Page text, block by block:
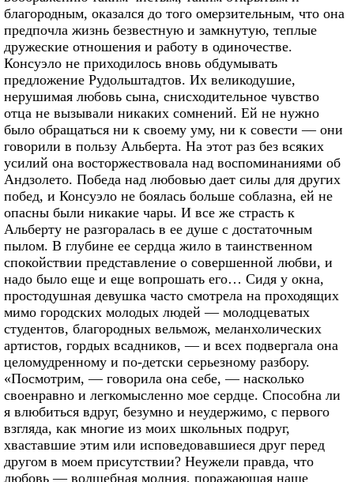
благородным, оказался до того омерзительным, что она
предпочла жизнь безвестную и замкнутую, теплые
дружеские отношения и работу в одиночестве.
Консуэло не приходилось вновь обдумывать
предложение Рудольштадтов. Их великодушие,
нерушимая любовь сына, снисходительное чувство
отца не вызывали никаких сомнений. Ей не нужно
было обращаться ни к своему уму, ни к совести — они
говорили в пользу Альберта. На этот раз без всяких
усилий она восторжествовала над воспоминаниями об
Андзолето. Победа над любовью дает силы для других
побед, и Консуэло не боялась больше соблазна, ей не
опасны были никакие чары. И все же страсть к
Альберту не разгоралась в ее душе с достаточным
пылом. В глубине ее сердца жило в таинственном
спокойствии представление о совершенной любви, и
надо было еще и еще вопрошать его… Сидя у окна,
простодушная девушка часто смотрела на проходящих
мимо городских молодых людей — молодцеватых
студентов, благородных вельмож, меланхолических
артистов, гордых всадников, — и всех подвергала она
целомудренному и по-детски серьезному разбору.
«Посмотрим, — говорила она себе, — насколько
своенравно и легкомысленно мое сердце. Способна ли
я влюбиться вдруг, безумно и неудержимо, с первого
взгляда, как многие из моих школьных подруг,
хваставшие этим или исповедовавшиеся друг перед
другом в моем присутствии? Неужели правда, что
любовь — волшебная молния, поражающая наше